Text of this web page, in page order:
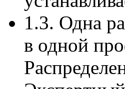
1.3. Одна
в одной